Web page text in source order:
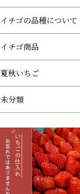
イチゴの品種について
イチゴ商品
夏秋いちご
未分類